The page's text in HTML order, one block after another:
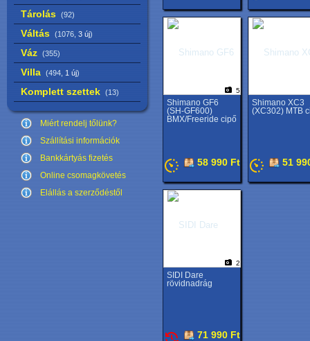
Tárolás (92)
Váltás (1076, 3 új)
Váz (355)
Villa (494, 1 új)
Komplett szettek (13)
Miért rendelj tőlünk?
Szállítási információk
Bankkártyás fizetés
Online csomagkövetés
Elállás a szerződéstől
5
Shimano GF6
(SH-GF600)
BMX/Freeride cipő
58 990 Ft
Shimano XC3
(XC302) MTB
51
2
SIDI Dare
rövidnadrág
71 990 Ft